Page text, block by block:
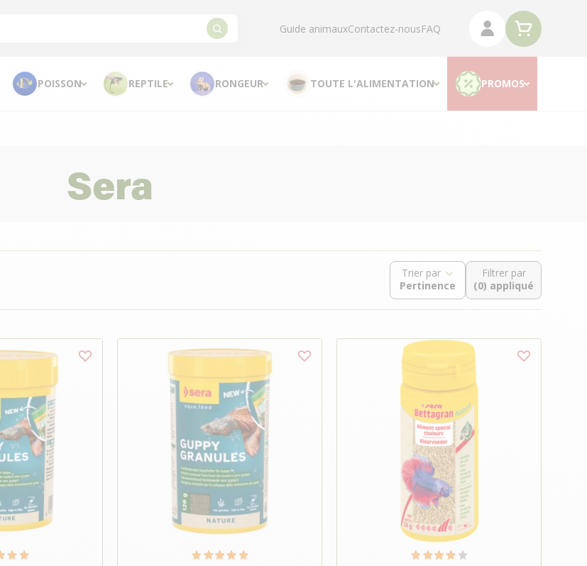
Guide animauxContactez-nousFAQ
POISSON REPTILE RONGEUR TOUTE L'ALIMENTATION PROMOS
Sera
Trier par
Filtrer par
(0) appliqué